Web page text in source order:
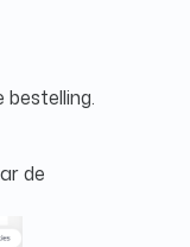
bestelling.
de